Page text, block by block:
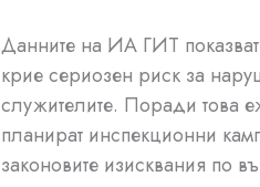
Данните на ИА ГИТ показват,
крие сериозен риск за
служителите. Поради това
планират инспекционни
законовите изисквания по